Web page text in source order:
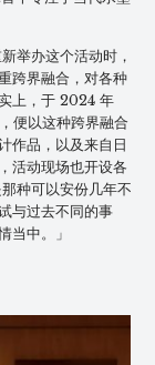
举办这个活动时，
跨界融合，对各种
上，于 2024 年
便以这种跨界融合
作品，以及来自日
活动现场也开设各
种可以安份几年不
与过去不同的事
当中。」